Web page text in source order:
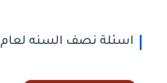
اسئلة نصف السنه لعام 2022